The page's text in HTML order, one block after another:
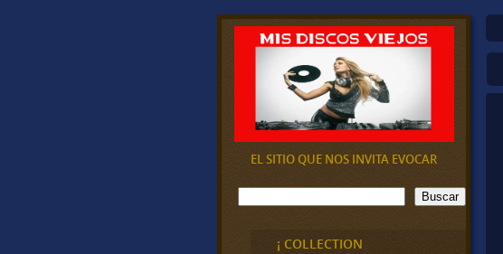
EL SITIO QUE NOS INVITA EVOCAR
B
u
Buscar
¡ COLLECTION